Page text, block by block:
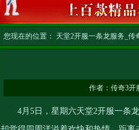
您现在的位置： 天堂2开服一条龙服务_传
作者： 传奇3
4月5日，星期六天堂2开服一条